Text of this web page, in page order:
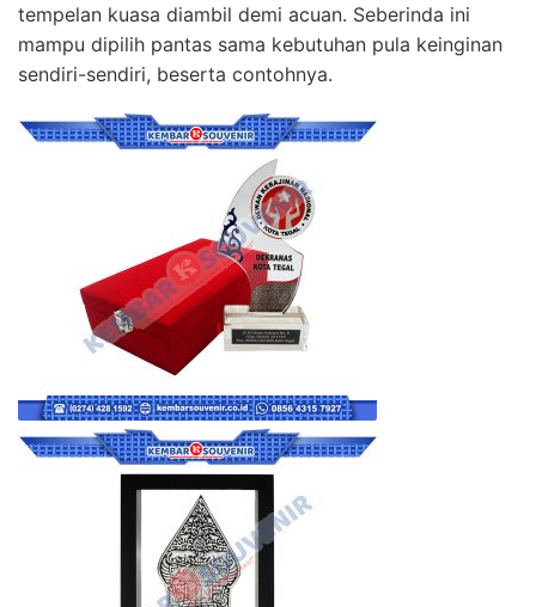
tempelan kuasa diambil demi acuan. Seberinda ini
mampu dipilih pantas sama kebutuhan pula keinginan
sendiri-sendiri, beserta contohnya.